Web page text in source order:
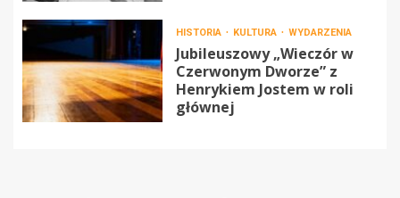
HISTORIA KULTURA WYDARZENIA
Jubileuszowy „Wieczór w
Czerwonym Dworze” z
Henrykiem Jostem w roli
głównej